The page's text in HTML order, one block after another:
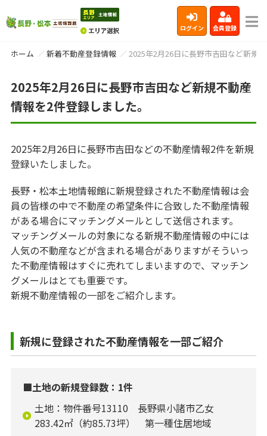
ログイン 会員登録
ホーム 新着不動産登録情報 2025年2月26日に長野市吉田など新規
2025年2月26日に長野市吉田など新規不動産
情報を2件登録しました。
2025年2月26日に長野市吉田などの不動産情報2件を新規
登録いたしました。
長野・松本土地情報館に新規登録された不動産情報は会
員の皆様の中で不動産の希望条件に合致した不動産情報
がある場合にマッチングメールとして送信されます。
マッチングメールの対象になる新規不動産情報の中には
人気の不動産などが含まれる場合がありますがそういっ
た不動産情報はすぐに売れてしまいますので、マッチン
グメールはとても重要です。
新規不動産情報の一部をご紹介します。
新規に登録された不動産情報を一部ご紹介
■土地の新規登録数：1件
土地：物件番号13110 長野県小諸市乙女
283.42㎡（約85.73坪） 第一種住居地域